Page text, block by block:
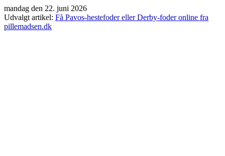
Videre
til
indhold
mandag den 22. juni 2026
Udvalgt artikel: Få Pavos-hestefoder eller Derby-foder online fra
pillemadsen.dk